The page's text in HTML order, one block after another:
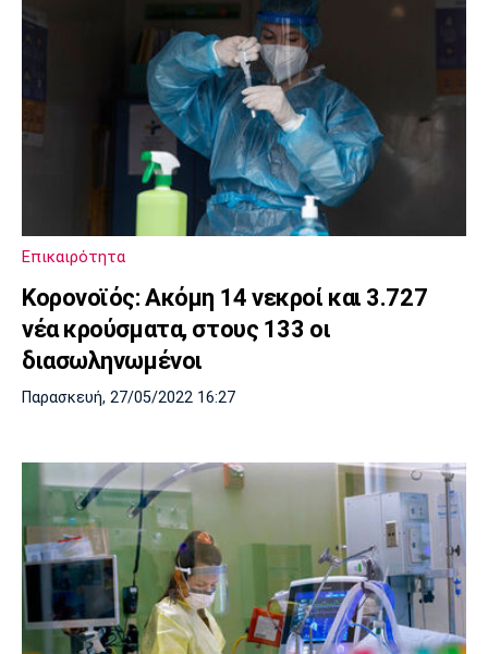
Επικαιρότητα
Κορονοϊός: Ακόμη 14 νεκροί και 3.727
νέα κρούσματα, στους 133 οι
διασωληνωμένοι
Παρασκευή, 27/05/2022 16:27